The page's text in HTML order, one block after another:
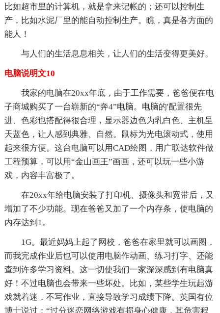
比如超市里的计算机，就是拿来记帐的；还可以控制生
产，比如水泥厂里的能自动控制生产。瞧，真是各方面的
能人！
与人们的生活息息相关，让人们的生活变得更美好。
电脑说明文10
我家的电脑在20xx年底，由于工作需要，爸爸便在电
子商城购买了一台崭新的“奔4”电脑。电脑的'配置很先
进、色彩也搭配得很合理，显示器边色为乳白色、主机呈
天蓝色，让人感到典雅、自然。鼠标为光电滚动式，使用
起来很方便。这台电脑可以用CAD绘图，用广联达软件做
工程预算，可以用“金山画王”画画，还可以玩一些小游
戏，内容丰富极了。
在20xx年给电脑安装了打印机、摄像头和宽带后，又
增加了不少功能。现在爸爸又加了一个内存条，使电脑的
内存达到1。
1G。最近妈妈上起了网校，爸爸在家里就可以画图，
而我完成作业后也可以使用电脑作动画、练习打字、还能
查到许多学习资料。这一切使我们一家深深感到有电脑真
好！不过电脑也会带来一些坏处。比如，某些学生玩起游
戏就着迷，不写作业，直接导致学习成绩下降。英国有位
博士说过：“过分迷恋网络游戏有损身心健康，其危害程